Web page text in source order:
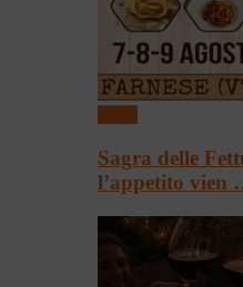
Sagra delle
l’appetito vien